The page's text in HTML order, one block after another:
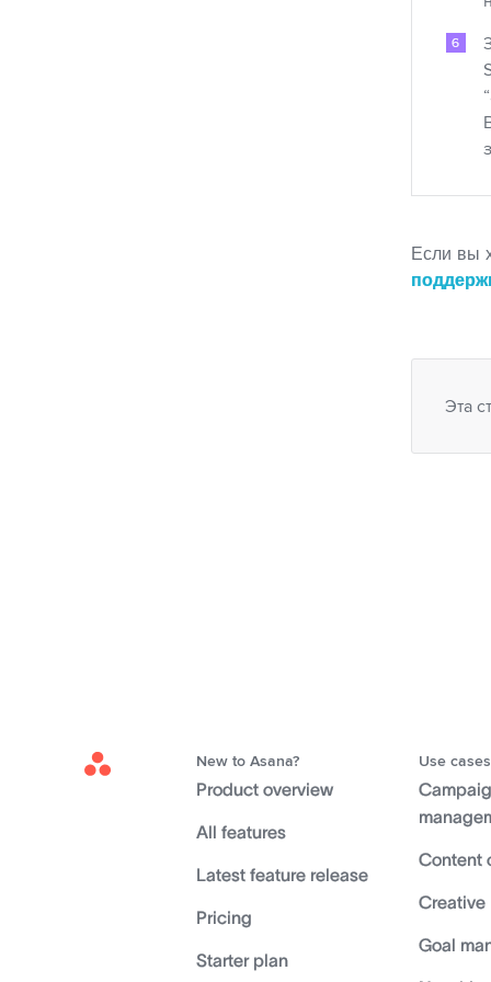
Если вы
Эта
Asana
New to Asana?
Product overview
All features
Latest feature release
Pricing
Starter plan
Use cases
Content
Creative
Goal